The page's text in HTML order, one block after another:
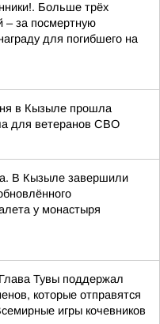
Больше трёх
– за посмертную
для погибшего на
в Кызыле прошла
для ветеранов СВО
В Кызыле завершили
у монастыря
Тувы поддержал
которые отправятся
игры кочевников